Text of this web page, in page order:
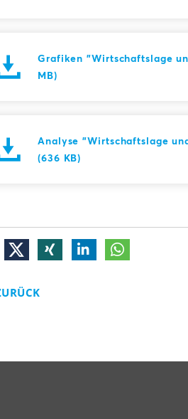
Grafiken "Wirtschaftslage
MB)
Analyse "Wirtschaftslage
(636 KB)